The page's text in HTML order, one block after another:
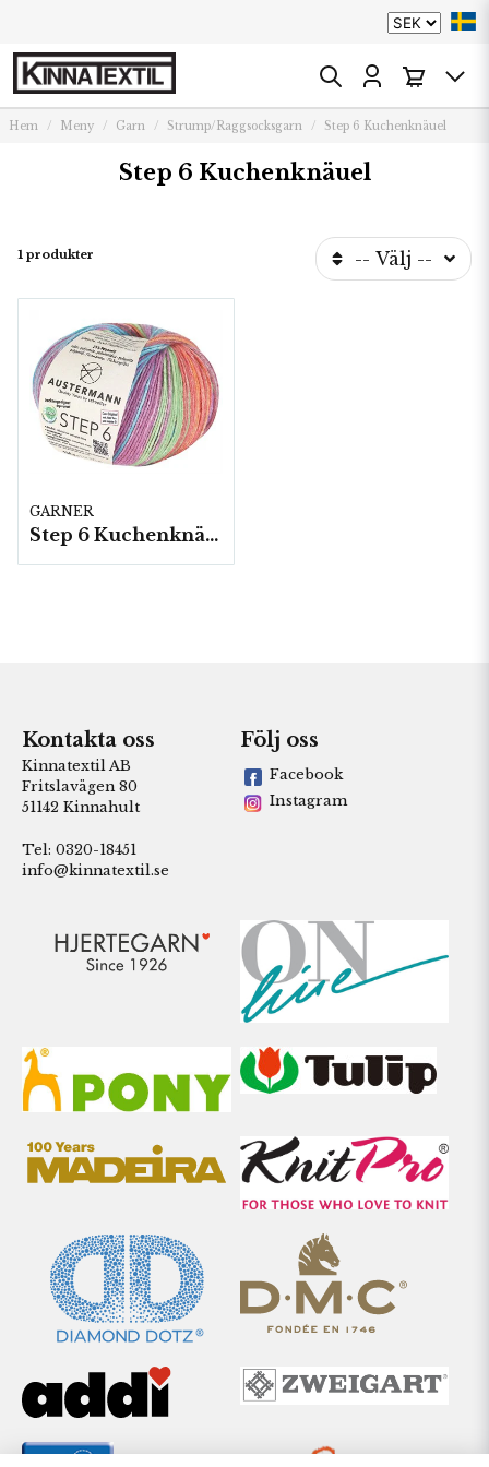
Hem Meny Garn Strump/Raggsocksgarn Step 6 Kuchenknäuel
Step 6 Kuchenknäuel
1 produkter -- Välj --
GARNER
Step 6 Kuchenknäuel 800, 5 nystan a150g/fp
Kontakta oss
Kinnatextil AB
Fritslavägen 80
51142 Kinnahult
Tel: 0320-18451
info@kinnatextil.se
Följ oss
Facebook
Instagram